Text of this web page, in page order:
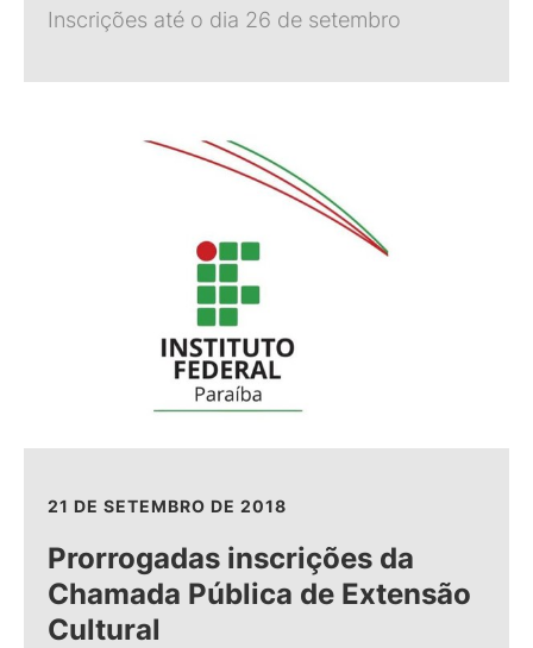
Inscrições até o dia 26 de setembro
21 DE SETEMBRO DE 2018
Prorrogadas inscrições da
Chamada Pública de Extensão
Cultural